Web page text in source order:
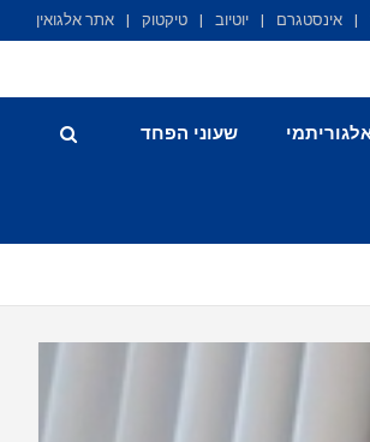
אינסטגרם יוטיוב טיקטוק אתר אלגואין
שעוני הפחד